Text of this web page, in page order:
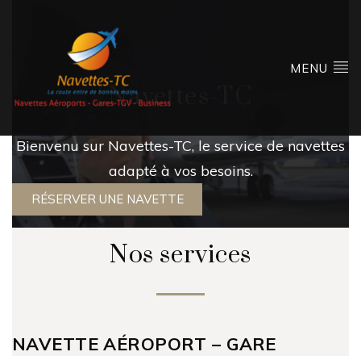
MENU
Navettes-TC
Bienvenu sur Navettes-TC, le service de navettes
adapté à vos besoins.
RÉSERVER UNE NAVETTE
Nos services
NAVETTE AÉROPORT – GARE